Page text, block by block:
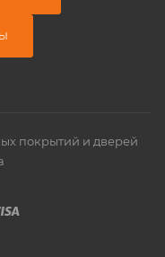
покрытий и дверей